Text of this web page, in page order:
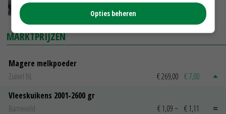
MARKTPRIJZEN
Magere melkpoeder
Zuivel NL
€ 269,00 € 7,00
Vleeskuikens 2001-2600 gr
Barneveld
€ 1,09 ~ € 1,11
Opties beheren